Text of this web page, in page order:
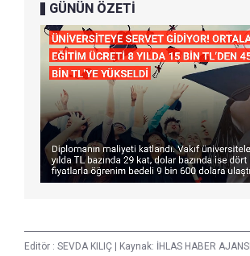
GÜNÜN ÖZETİ
Editör : SEVDA KILIÇ Kaynak: İHLAS HABER AJANSI